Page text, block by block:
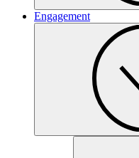
Engagement